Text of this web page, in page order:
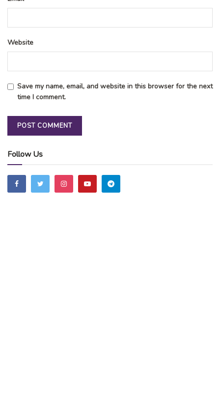
Website
Save my name, email, and website in this browser for the next
time I comment.
Follow Us